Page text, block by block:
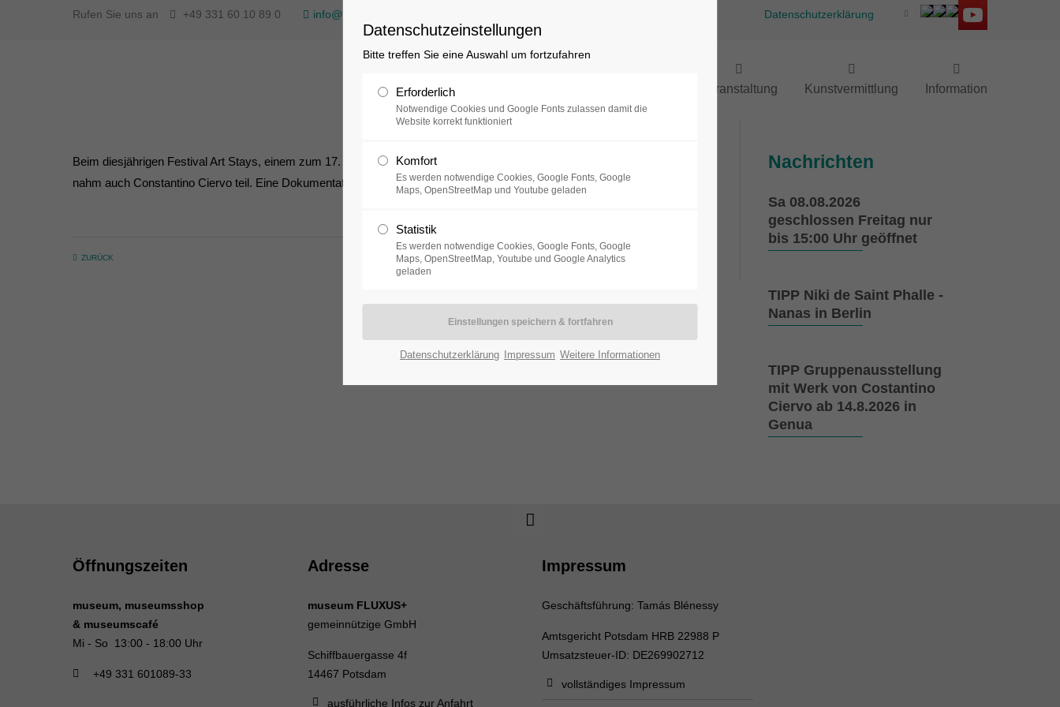
Datenschutzerklärung
Rufen Sie uns an +49 331 60 10 89 0 info@fluxusplus.de
Veranstaltung Kunstvermittlung Information
Beim diesjährigen Festival Art Stays, einem zum 17. Mal stattgefundenen Festival für zeitgenössische Kunst in Slovenien,
nahm auch Constantino Ciervo teil. Eine Dokumentation über das Festival ist hier zu finden:https://youtu.be/4e5cnPOKDZw
ZURÜCK
Nachrichten
Sa 08.08.2026
geschlossen Freitag nur
bis 15:00 Uhr geöffnet
TIPP Niki de Saint Phalle -
Nanas in Berlin
TIPP Gruppenausstellung
mit Werk von Costantino
Ciervo ab 14.8.2026 in
Genua
Öffnungszeiten
museum, museumsshop
& museumscafé
Mi - So 13:00 - 18:00 Uhr
+49 331 601089-33
Adresse
museum FLUXUS+
gemeinnützige GmbH
Schiffbauergasse 4f
14467 Potsdam
ausführliche Infos zur Anfahrt
Impressum
Geschäftsführung: Tamás Blénessy
Amtsgericht Potsdam HRB 22988 P
Umsatzsteuer-ID: DE269902712
vollständiges Impressum
Datenschutzeinstellungen
Bitte treffen Sie eine Auswahl um fortzufahren
Erforderlich
Notwendige Cookies und Google Fonts zulassen damit die
Website korrekt funktioniert
Komfort
Es werden notwendige Cookies, Google Fonts, Google
Maps, OpenStreetMap und Youtube geladen
Statistik
Es werden notwendige Cookies, Google Fonts, Google
Maps, OpenStreetMap, Youtube und Google Analytics
geladen
Datenschutzerklärung Impressum Weitere Informationen